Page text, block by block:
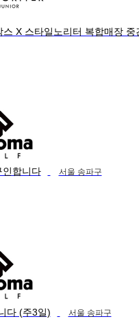
X 스타일노리터 복합매장 중
인합니다 서울 송파구
다 (주3일) 서울 송파구